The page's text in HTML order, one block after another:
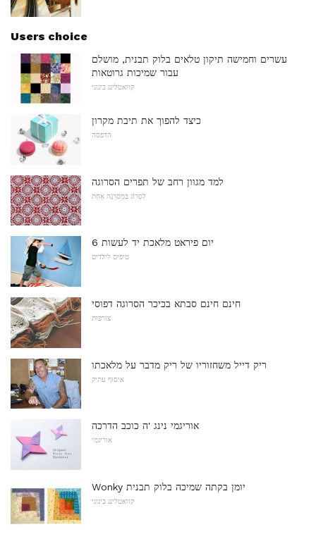
Users choice
עשרים וחמישה תיקון טלאים בלוק תבנית, מושלם
עבור שמיכות גרוטאות
קוואטלינג בינוני
כיצד להפוך את תיבת מקרון
הדפסה
למד מגוון רחב של תפרים הסרוגה
לִסְרוֹג בְּמַסרֵגָה אַחַת
6 יום פיראט מלאכת יד לעשות
טיפים לילדים
חינם חינם סבתא בכיכר הסרוגה דפוסי
צורפות
ריק דייל משחזוריו של ריק מדבר על מלאכתו
איסוף עתיק
אוריגמי נינג 'ה כוכב הדרכה
אוריגמי
Wonky יומן בקתה שמיכה בלוק תבנית
קוואטלינג בינוני